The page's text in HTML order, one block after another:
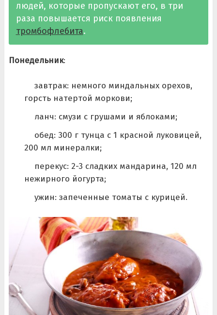
людей, которые пропускают его, в три
раза повышается риск появления
тромбофлебита.
Понедельник:
завтрак: немного миндальных орехов,
горсть натертой моркови;
ланч: смузи с грушами и яблоками;
обед: 300 г тунца с 1 красной луковицей,
200 мл минералки;
перекус: 2-3 сладких мандарина, 120 мл
нежирного йогурта;
ужин: запеченные томаты с курицей.